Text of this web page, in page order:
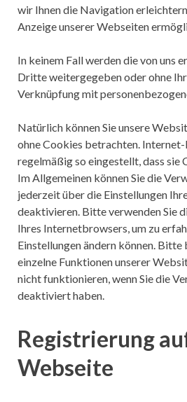
wir Ihnen die Navigation
Anzeige unserer Webseiten
In keinem Fall werden die von uns
Dritte weitergegeben oder ohne
Verknüpfung mit
Natürlich können Sie unsere
ohne Cookies betrachten.
regelmäßig so eingestellt, dass sie
Im Allgemeinen können Sie die
jederzeit über die Einstellungen
deaktivieren. Bitte verwenden Sie
Ihres Internetbrowsers, um zu
Einstellungen ändern können. Bitte
einzelne Funktionen unserer
nicht funktionieren, wenn Sie die
deaktiviert haben.
Registrierung
Webseite